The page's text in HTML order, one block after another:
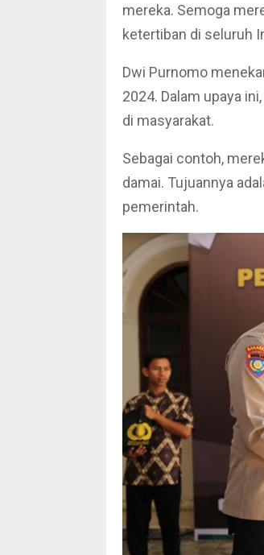
mereka. Semoga
ketertiban di seluruh
Dwi Purnomo
2024. Dalam upaya
di masyarakat.
Sebagai contoh,
damai. Tujuannya
pemerintah.